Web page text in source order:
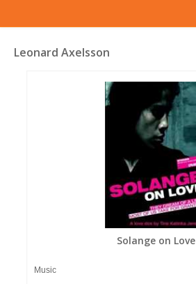
Leonard Axelsson
Solange on Love
Music